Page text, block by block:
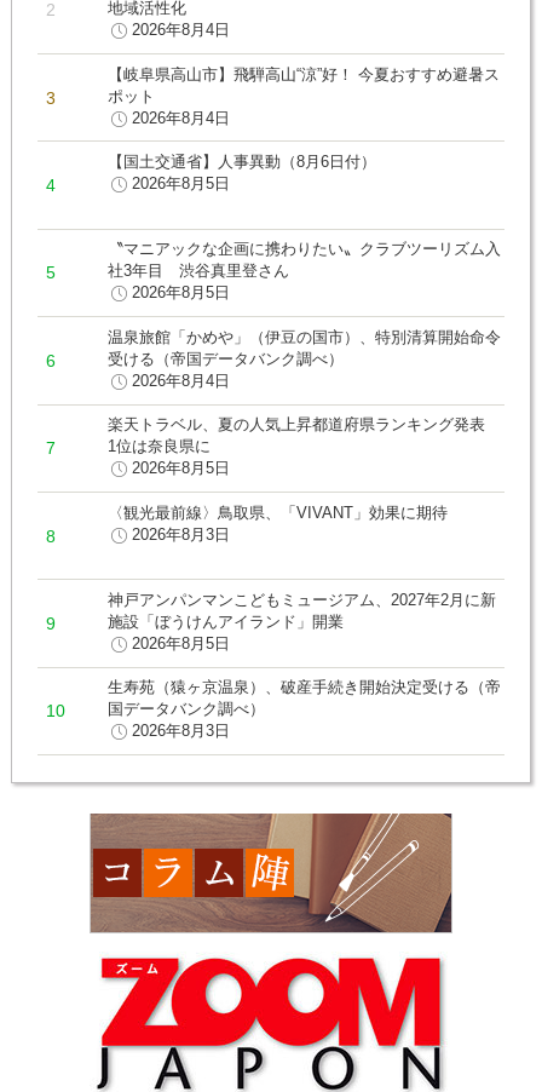
地域活性化
2026年8月4日
【岐阜県高山市】飛騨高山“涼”好！ 今夏おすすめ避暑ス
ポット
2026年8月4日
【国土交通省】人事異動（8月6日付）
2026年8月5日
〝マニアックな企画に携わりたい〟クラブツーリズム入
社3年目 渋谷真里登さん
2026年8月5日
温泉旅館「かめや」（伊豆の国市）、特別清算開始命令
受ける（帝国データバンク調べ）
2026年8月4日
楽天トラベル、夏の人気上昇都道府県ランキング発表
1位は奈良県に
2026年8月5日
〈観光最前線〉鳥取県、「VIVANT」効果に期待
2026年8月3日
神戸アンパンマンこどもミュージアム、2027年2月に新
施設「ぼうけんアイランド」開業
2026年8月5日
生寿苑（猿ヶ京温泉）、破産手続き開始決定受ける（帝
国データバンク調べ）
2026年8月3日